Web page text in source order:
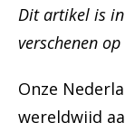
Dit artikel is
verschenen op
Onze
wereldwijd